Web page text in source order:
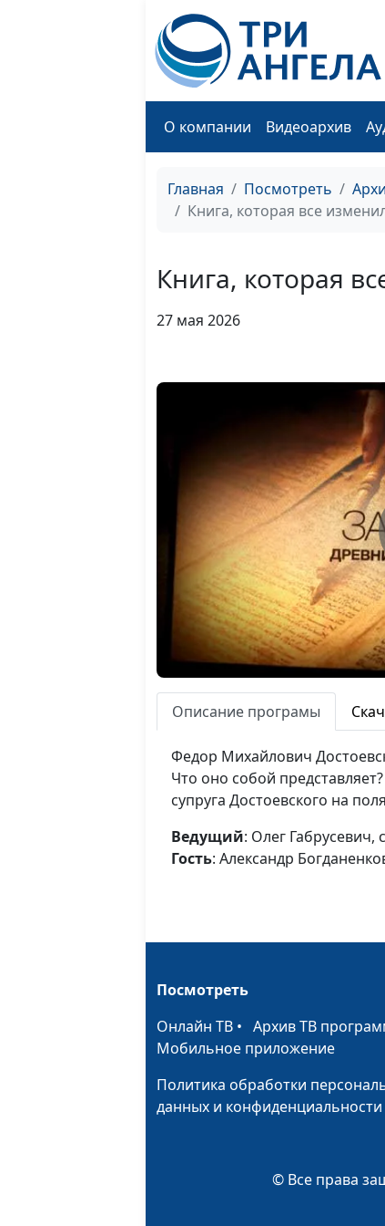
О компании Видеоархив
Главная Посмотреть
Книга, которая все
Книга, которая
27 мая 2026
Описание програмы
Федор Михайлович
Что оно собой
супруга Достоевского на
Ведущий: Олег Габрусевич,
Гость: Александр
Посмотреть
Онлайн ТВ • Архив ТВ
Мобильное приложение
Политика обработки
данных и конфиденциальности
© Все права